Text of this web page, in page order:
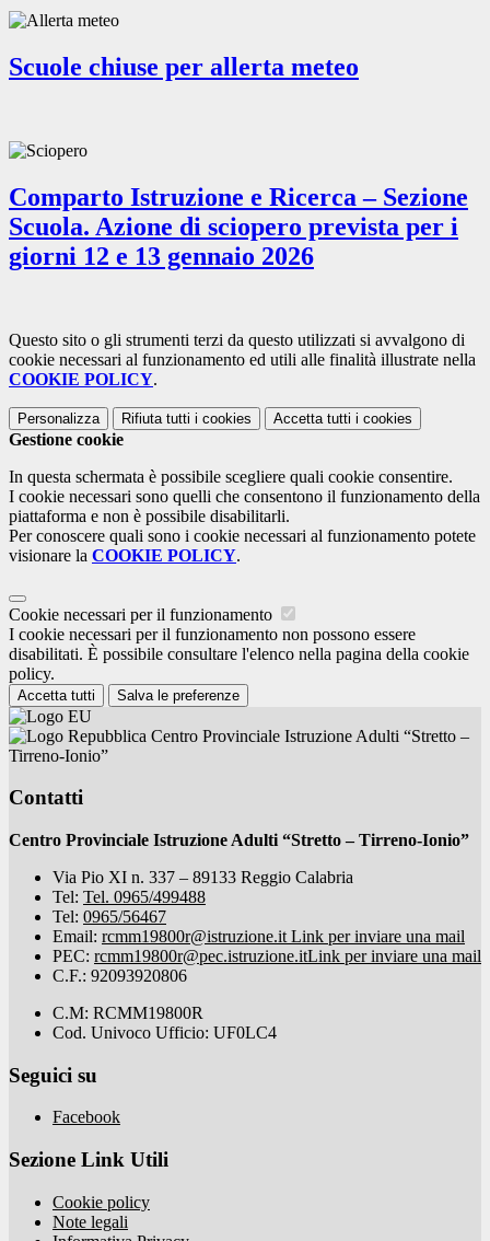
Scuole chiuse per allerta meteo
Comparto Istruzione e Ricerca – Sezione
Scuola. Azione di sciopero prevista per i
giorni 12 e 13 gennaio 2026
Questo sito o gli strumenti terzi da questo utilizzati si avvalgono di
cookie necessari al funzionamento ed utili alle finalità illustrate nella
COOKIE POLICY.
Personalizza Rifiuta tutti i cookies Accetta tutti i cookies
Gestione cookie
In questa schermata è possibile scegliere quali cookie consentire.
I cookie necessari sono quelli che consentono il funzionamento della
piattaforma e non è possibile disabilitarli.
Per conoscere quali sono i cookie necessari al funzionamento potete
visionare la COOKIE POLICY.
Cookie necessari per il funzionamento
I cookie necessari per il funzionamento non possono essere
disabilitati. È possibile consultare l'elenco nella pagina della cookie
policy.
Accetta tutti Salva le preferenze
Centro Provinciale Istruzione Adulti “Stretto –
Tirreno-Ionio”
Contatti
Centro Provinciale Istruzione Adulti “Stretto – Tirreno-Ionio”
Via Pio XI n. 337 – 89133 Reggio Calabria
Tel: Tel. 0965/499488
Tel: 0965/56467
Email: rcmm19800r@istruzione.it Link per inviare una mail
PEC: rcmm19800r@pec.istruzione.itLink per inviare una mail
C.F.: 92093920806
C.M: RCMM19800R
Cod. Univoco Ufficio: UF0LC4
Seguici su
Facebook
Sezione Link Utili
Cookie policy
Note legali